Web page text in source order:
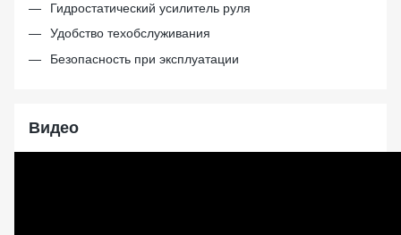
Гидростатический усилитель руля
Удобство техобслуживания
Безопасность при эксплуатации
Видео